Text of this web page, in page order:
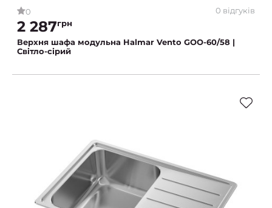
0 0 відгуків
2 287грн
Верхня шафа модульна Halmar Vento GOO-60/58 |
Світло-сірий